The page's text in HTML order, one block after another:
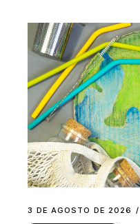
3 DE AGOSTO DE 2026